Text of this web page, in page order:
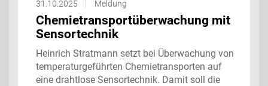
31.10.2025 Meldung
Chemietransportüberwachung mit
Sensortechnik
Heinrich Stratmann setzt bei Überwachung von
temperaturgeführten Chemietransporten auf
eine drahtlose Sensortechnik. Damit soll die